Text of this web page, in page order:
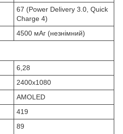
67 (Power Delivery 3.0, Quick
Charge 4)
4500 мАг (незнімний)
6,28
2400x1080
AMOLED
419
89